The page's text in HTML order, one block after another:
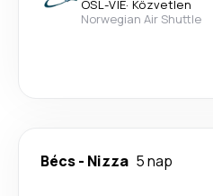
OSL-VIE· Közvetlen
Norwegian Air Shuttle
Bécs- Nizza 5 nap